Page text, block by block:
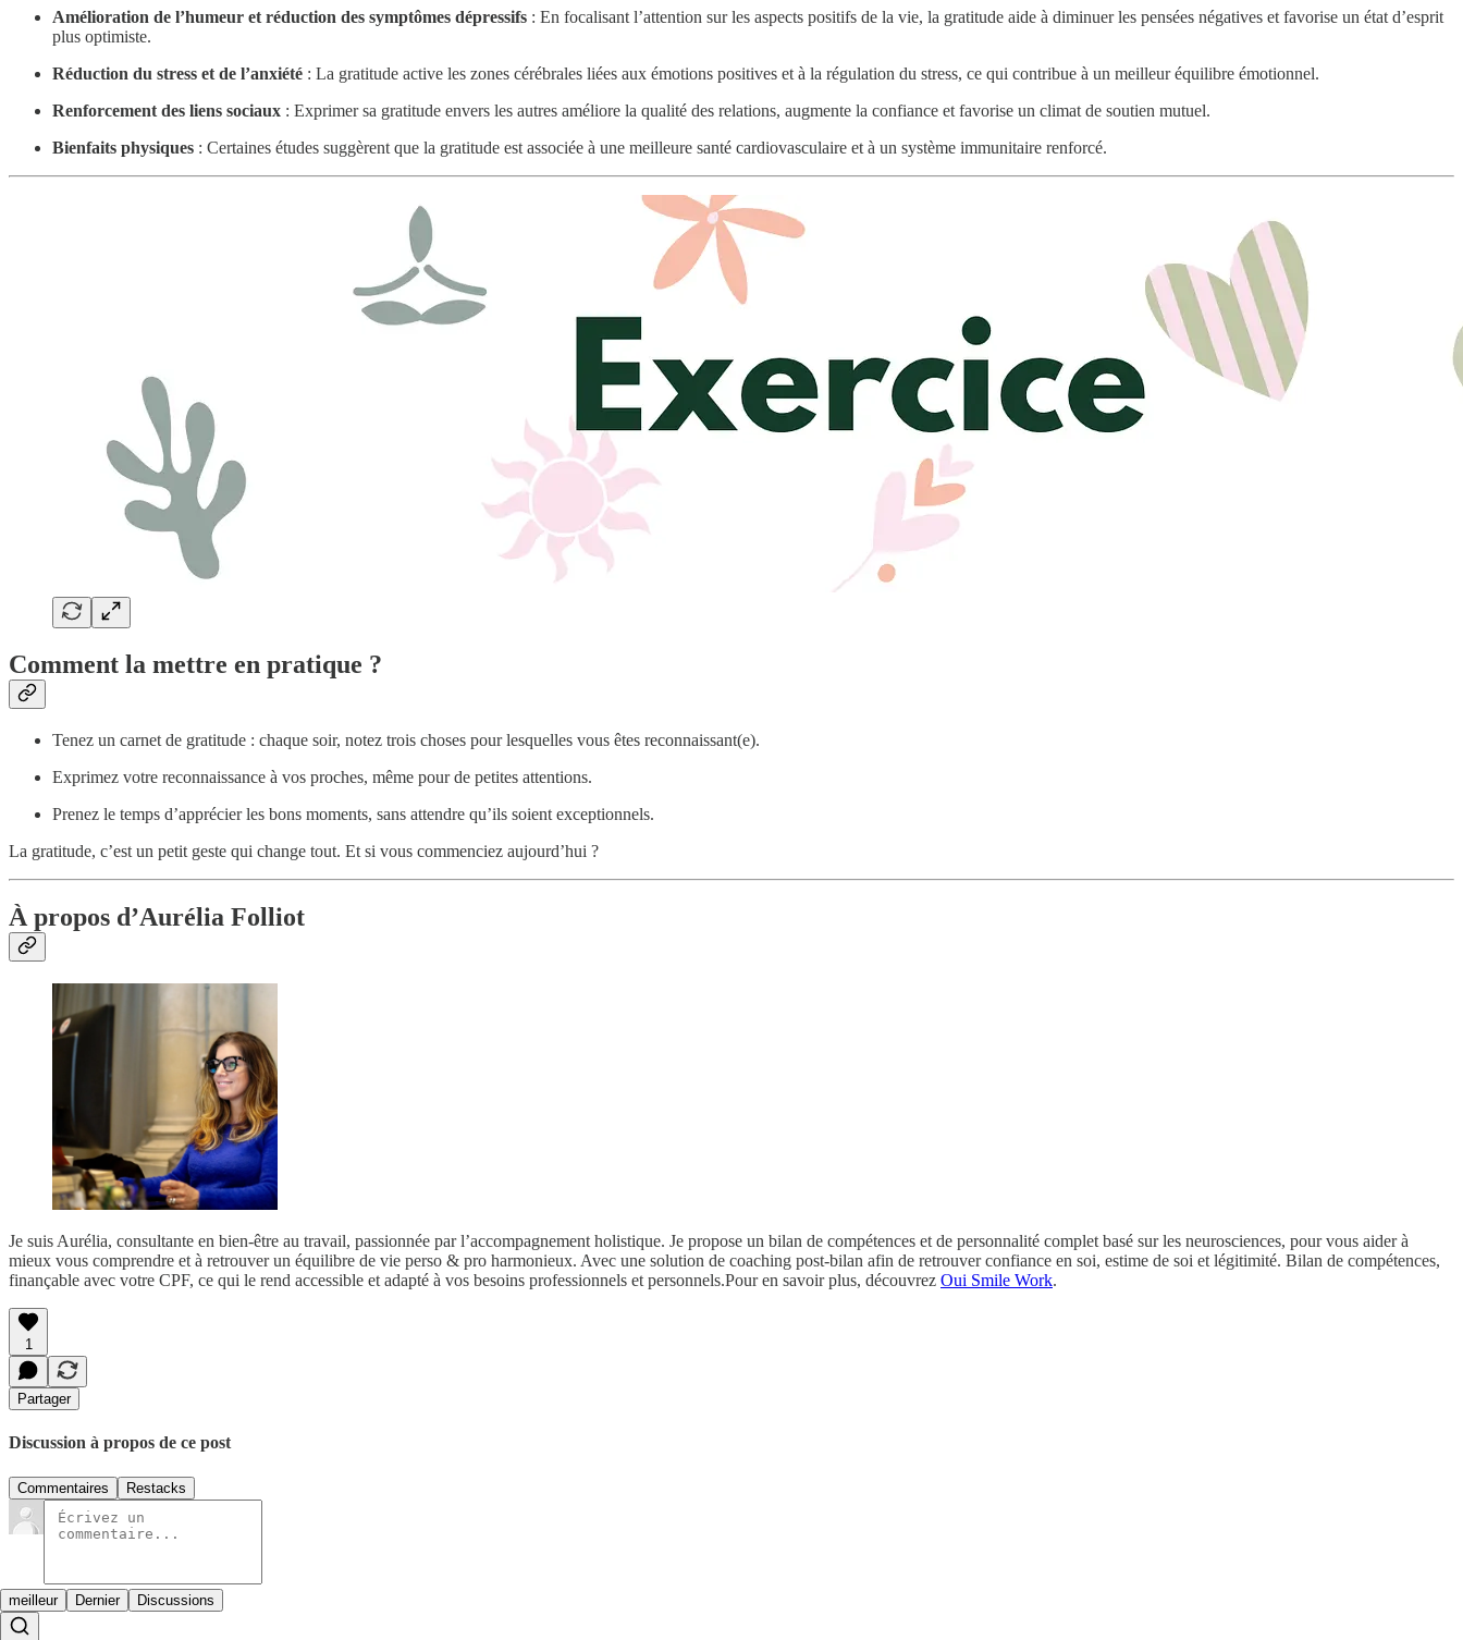
Amélioration de l’humeur et réduction des symptômes dépressifs : En focalisant l’attention sur les aspects positifs de la vie, la gratitude aide à diminuer les pensées négatives et favorise un état d’esprit
plus optimiste.
Réduction du stress et de l’anxiété : La gratitude active les zones cérébrales liées aux émotions positives et à la régulation du stress, ce qui contribue à un meilleur équilibre émotionnel.
Renforcement des liens sociaux : Exprimer sa gratitude envers les autres améliore la qualité des relations, augmente la confiance et favorise un climat de soutien mutuel.
Bienfaits physiques : Certaines études suggèrent que la gratitude est associée à une meilleure santé cardiovasculaire et à un système immunitaire renforcé.
Comment la mettre en pratique ?
Tenez un carnet de gratitude : chaque soir, notez trois choses pour lesquelles vous êtes reconnaissant(e).
Exprimez votre reconnaissance à vos proches, même pour de petites attentions.
Prenez le temps d’apprécier les bons moments, sans attendre qu’ils soient exceptionnels.
La gratitude, c’est un petit geste qui change tout. Et si vous commenciez aujourd’hui ?
À propos d’Aurélia Folliot
Je suis Aurélia, consultante en bien-être au travail, passionnée par l’accompagnement holistique. Je propose un bilan de compétences et de personnalité complet basé sur les neurosciences, pour vous aider à
mieux vous comprendre et à retrouver un équilibre de vie perso & pro harmonieux. Avec une solution de coaching post-bilan afin de retrouver confiance en soi, estime de soi et légitimité. Bilan de compétences,
finançable avec votre CPF, ce qui le rend accessible et adapté à vos besoins professionnels et personnels.Pour en savoir plus, découvrez Oui Smile Work.
1
Partager
Discussion à propos de ce post
Commentaires Restacks
meilleur Dernier Discussions